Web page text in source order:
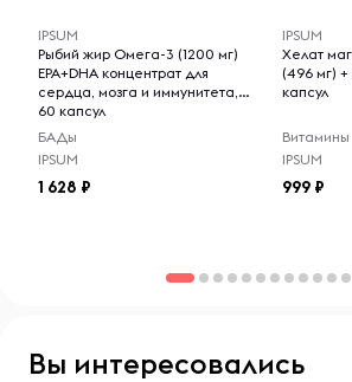
IPSUM
Рыбий жир Омега-3 (1200 мг)
EPA+DHA концентрат для
сердца, мозга и иммунитета,
60 капсул
БАДы
IPSUM
1 628
IPSUM
Хелат
(496 мг)
капсул
Витамины
IPSUM
999
Вы интересовались